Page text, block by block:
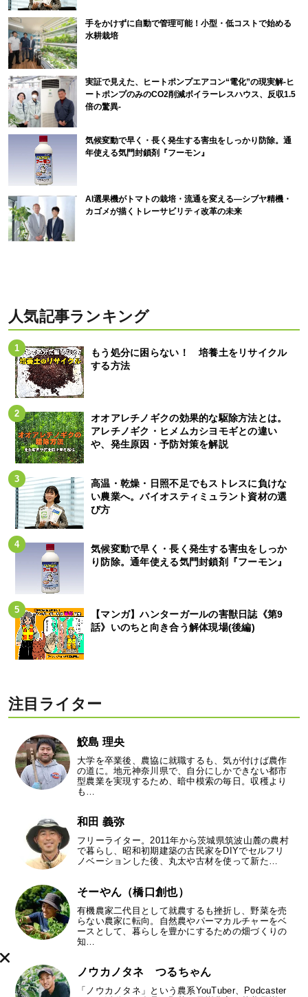
手をかけずに自動で管理可能！小型・低コストで始める
水耕栽培
実証で見えた、ヒートポンプエアコン“電化”の現実解-ヒ
ートポンプのみのCO2削減ボイラーレスハウス、反収1.5
倍の驚異-
気候変動で早く・長く発生する害虫をしっかり防除。通
年使える気門封鎖剤『フーモン』
AI選果機がトマトの栽培・流通を変える―シブヤ精機・
カゴメが描くトレーサビリティ改革の未来
人気記事ランキング
もう処分に困らない！ 培養土をリサイクル
する方法
オオアレチノギクの効果的な駆除方法とは。
アレチノギク・ヒメムカシヨモギとの違い
や、発生原因・予防対策を解説
高温・乾燥・日照不足でもストレスに負けな
い農業へ。バイオスティミュラント資材の選
び方
気候変動で早く・長く発生する害虫をしっか
り防除。通年使える気門封鎖剤『フーモン』
【マンガ】ハンターガールの害獣日誌《第9
話》いのちと向き合う解体現場(後編)
注目ライター
鮫島 理央
大学を卒業後、農協に就職するも、気が付けば農作
の道に。地元神奈川県で、自分にしかできない都市
型農業を実現するため、暗中模索の毎日。収穫より
も…
和田 義弥
フリーライター。2011年から茨城県筑波山麓の農村
で暮らし、昭和初期建築の古民家をDIYでセルフリ
ノベーションした後、丸太や古材を使って新た…
そーやん（橋口創也）
有機農家二代目として就農するも挫折し、野菜を売
らない農家に転向。自然農やパーマカルチャーをベ
ースとして、暮らしを豊かにするための畑づくりの
知…
ノウカノタネ つるちゃん
「ノウカノタネ」という農系YouTuber、Podcaster